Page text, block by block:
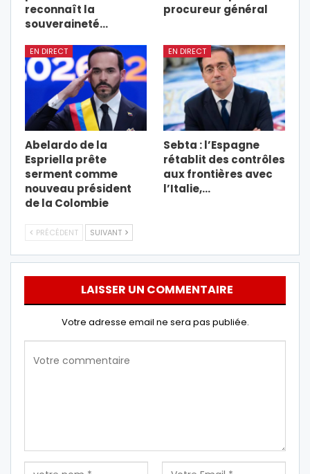
reconnaît la
souveraineté…
procureur général
EN DIRECT
Abelardo de la
Espriella prête
serment comme
nouveau président
de la Colombie
EN DIRECT
Sebta : l’Espagne
rétablit des contrôles
aux frontières avec
l’Italie,…
PRÉCÉDENT SUIVANT
LAISSER UN COMMENTAIRE
Votre adresse email ne sera pas publiée.